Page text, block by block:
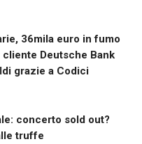
36mila euro in fumo
cliente Deutsche Bank
grazie a Codici
concerto sold out?
truffe